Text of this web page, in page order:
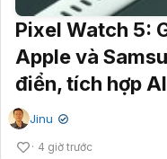
Pixel Watch 5:
Apple và
điển, tích hợp
Jinu ✔
4 giờ trước